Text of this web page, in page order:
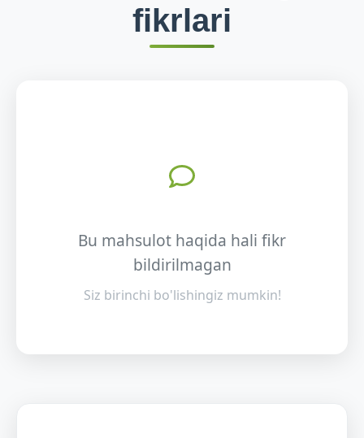
fikrlari
Bu mahsulot haqida hali fikr
bildirilmagan
Siz birinchi bo'lishingiz mumkin!